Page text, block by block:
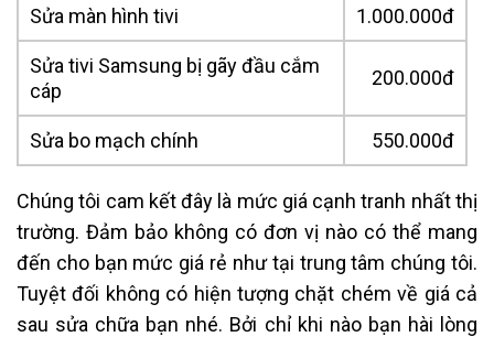
Sửa màn hình tivi 1.000.000đ
Sửa tivi Samsung bị gãy đầu cắm
cáp
200.000đ
Sửa bo mạch chính 550.000đ
Chúng tôi cam kết đây là mức giá cạnh tranh nhất thị
trường. Đảm bảo không có đơn vị nào có thể mang
đến cho bạn mức giá rẻ như tại trung tâm chúng tôi.
Tuyệt đối không có hiện tượng chặt chém về giá cả
sau sửa chữa bạn nhé. Bởi chỉ khi nào bạn hài lòng